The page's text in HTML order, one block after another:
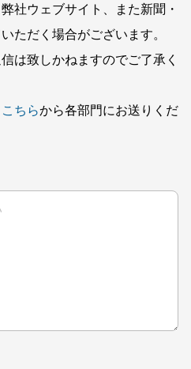
社ウェブサイト、また新聞・
ただく場合がございます。
は致しかねますのでご了承く
こちらから各部門にお送りくだ